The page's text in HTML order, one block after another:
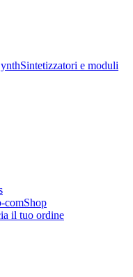
Sintetizzatori e moduli
Shop
il tuo ordine